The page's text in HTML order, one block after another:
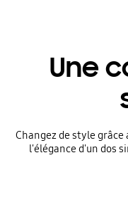
Une
Changez de style
l'élégance d'un dos